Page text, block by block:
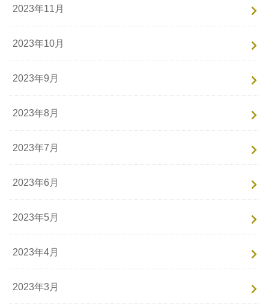
2023年11月
2023年10月
2023年9月
2023年8月
2023年7月
2023年6月
2023年5月
2023年4月
2023年3月